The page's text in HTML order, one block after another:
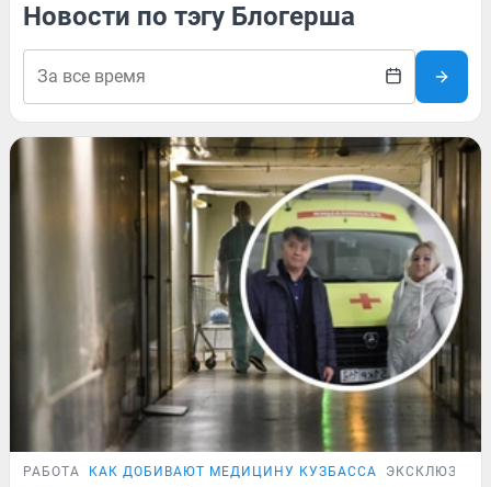
Новости по тэгу Блогерша
РАБОТА КАК ДОБИВАЮТ МЕДИЦИНУ КУЗБАССА ЭКСКЛЮЗИВ